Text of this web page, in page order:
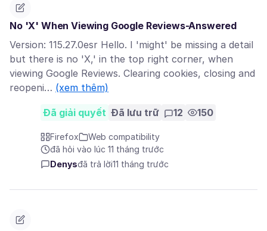
No 'X' When Viewing Google Reviews-Answered
Version: 115.27.0esr Hello. I 'might' be missing a detail
but there is no 'X,' in the top right corner, when
viewing Google Reviews. Clearing cookies, closing and
reopeni… (xem thêm)
Đã giải quyết Đã lưu trữ 12 150
Firefox
Web compatibility
đã hỏi vào lúc 11 tháng trước
Denysđã trả lời11 tháng trước